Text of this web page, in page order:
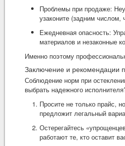
Проблемы при продаже:
узаконите (задним
Ежедневная опасность:
материалов и незаконные
Именно поэтому
Заключение и рекомендации
Соблюдение норм при
выбрать надежного
Просите не только прайс,
предложит легальный
Остерегайтесь
работают те, кто оставит